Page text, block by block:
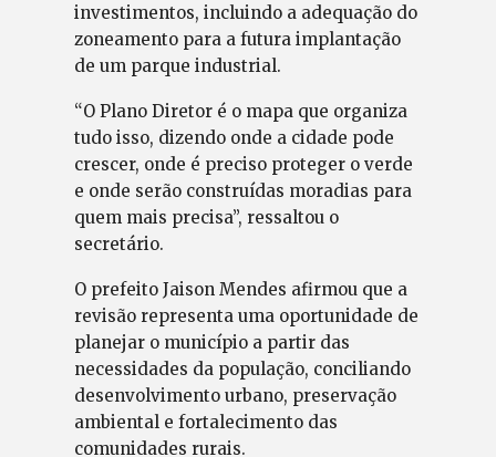
investimentos, incluindo a adequação do
zoneamento para a futura implantação
de um parque industrial.
“O Plano Diretor é o mapa que organiza
tudo isso, dizendo onde a cidade pode
crescer, onde é preciso proteger o verde
e onde serão construídas moradias para
quem mais precisa”, ressaltou o
secretário.
O prefeito Jaison Mendes afirmou que a
revisão representa uma oportunidade de
planejar o município a partir das
necessidades da população, conciliando
desenvolvimento urbano, preservação
ambiental e fortalecimento das
comunidades rurais.